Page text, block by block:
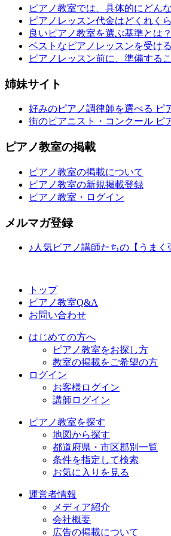
ピアノ教室では、具体的にどん
ピアノレッスン代金はどくれく
良いピアノ教室を選ぶ基準とは？
ベストなピアノレッスンを受け
ピアノレッスン前に、準備する
姉妹サイト
好みのピアノ調律師を選べる ピ
街のピアニスト・コンクール ピ
ピアノ教室の掲載
ピアノ教室の掲載について
ピアノ教室の新規掲載登録
ピアノ教室・ログイン
メルマガ登録
♪人気ピアノ講師たちの【うまく
トップ
ピアノ教室Q&A
お問い合わせ
はじめての方へ
ピアノ教室をお探し方
教室の掲載をご希望の方
ログイン
お客様ログイン
講師ログイン
ピアノ教室を探す
地図から探す
都道府県・市区郡別一覧
条件を指定して検索
お気に入りを見る
運営者情報
メディア紹介
会社概要
広告の掲載について